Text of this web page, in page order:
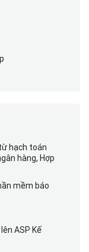
hạch toán
hàng, Hợp
mềm báo
ASP Kế